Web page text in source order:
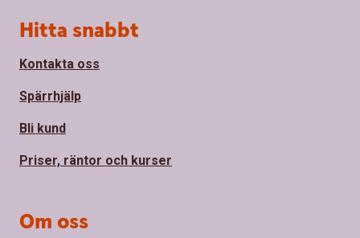
Sidfot
Hitta snabbt
Kontakta oss
Spärrhjälp
Bli kund
Priser, räntor och kurser
Om oss